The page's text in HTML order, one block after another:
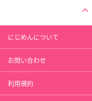
にじめんについて
お問い合わせ
利用規約